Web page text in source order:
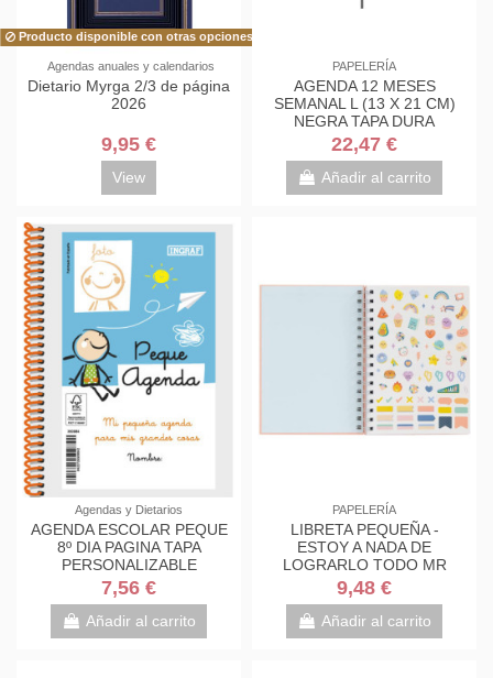
Producto disponible con otras opciones
Agendas anuales y calendarios
Dietario Myrga 2/3 de página
2026
9,95 €
View
PAPELERÍA
AGENDA 12 MESES
SEMANAL L (13 X 21 CM)
NEGRA TAPA DURA
(ATEMPORAL) MOLESKINE
DHUNDB12WN301
22,47 €
Añadir al carrito
Agendas y Dietarios
AGENDA ESCOLAR PEQUE
8º DIA PAGINA TAPA
PERSONALIZABLE
(ATEMPORAL) INGRAF
350984
7,56 €
Añadir al carrito
PAPELERÍA
LIBRETA PEQUEÑA -
ESTOY A NADA DE
LOGRARLO TODO MR
WONDERFUL WOA11053ES
9,48 €
Añadir al carrito